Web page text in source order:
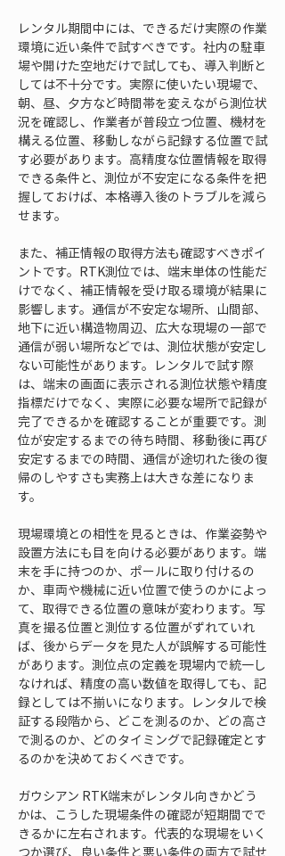
レンタル期間中には、できるだけ実際の作業
環境に近い条件で試すべきです。社内の駐車
場や開けた空地だけで試しても、導入判断と
しては不十分です。実際に使いたい現場で、
朝、昼、夕方など時間帯を変えながら測位状
況を確認し、作業者が普段立つ位置、機材を
構える位置、移動しながら記録する位置で試
す必要があります。高精度な位置情報を取得
できる条件と、測位が不安定になる条件を把
握しておけば、本格導入後のトラブルを減ら
せます。
また、補正情報の取得方法も確認すべきポイ
ントです。RTK測位では、端末単体の性能だ
けでなく、補正情報を受け取る環境が結果に
影響します。通信が不安定な場所、山間部、
地下に近い構造物周辺、広大な現場の一部で
通信が弱い場所などでは、測位状態が安定し
ない可能性があります。レンタルで試す際
は、端末の画面に表示される測位状態や精度
指標だけでなく、実際に必要な場所で記録が
完了できるかを確認することが重要です。測
位が安定するまでの待ち時間、移動後に再び
安定するまでの時間、通信が途切れた後の復
帰のしやすさも実務上は大きな差になりま
す。
現場環境との相性を見るときは、作業姿勢や
設置方法にも目を向ける必要があります。端
末を手に持つのか、ポールに取り付けるの
か、車両や機械に近い位置で使うのかによっ
て、取得できる位置の意味が変わります。写
真を撮る位置と測位する位置がずれていれ
ば、後からデータを見た人が誤解する可能性
があります。測位点の定義を現場内で統一し
なければ、精度の高い数値を取得しても、記
録としては不揃いになります。レンタルで検
証する段階から、どこを測るのか、どの高さ
で測るのか、どのタイミングで記録確定とす
るのかを決めておくべきです。
ガウシアン RTK端末がレンタル向きかどう
かは、こうした現場条件の確認が短期間でで
きるかに左右されます。代表的な現場をいく
つか選び、良い条件と悪い条件の両方で試せ